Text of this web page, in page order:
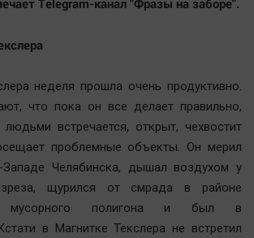
Telegram-канал "Фразы на заборе".
неделя прошла очень продуктивно.
что пока он все делает правильно,
встречается, открыт, чехвостит
проблемные объекты. Он мерил
Челябинска, дышал воздухом у
щурился от смрада в районе
мусорного полигона и был в
в Магнитке Текслера не встретил